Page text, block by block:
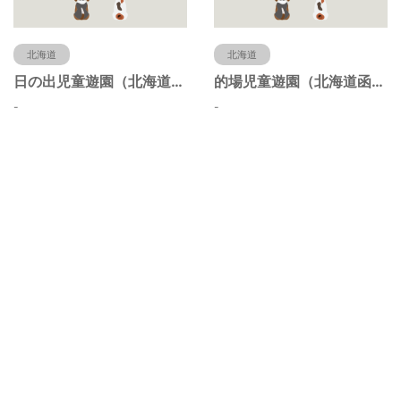
北海道
日の出児童遊園（北海道函館市）
-
北海道
的場児童遊園（北海道函館市）
-